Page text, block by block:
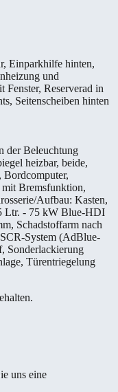
Einparkhilfe hinten,
und
Fenster, Reserverad in
Seitenscheiben hinten
der Beleuchtung
heizbar, beide,
Bordcomputer,
mit Bremsfunktion,
Aufbau: Kasten,
Ltr. - 75 kW Blue-HDI
Schadstoffarm nach
System (AdBlue-
Sonderlackierung
Türentriegelung
uns eine